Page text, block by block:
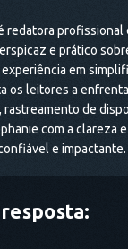
redatora profissional
e prático
em
os leitores a
de
com a clareza
e impactante.